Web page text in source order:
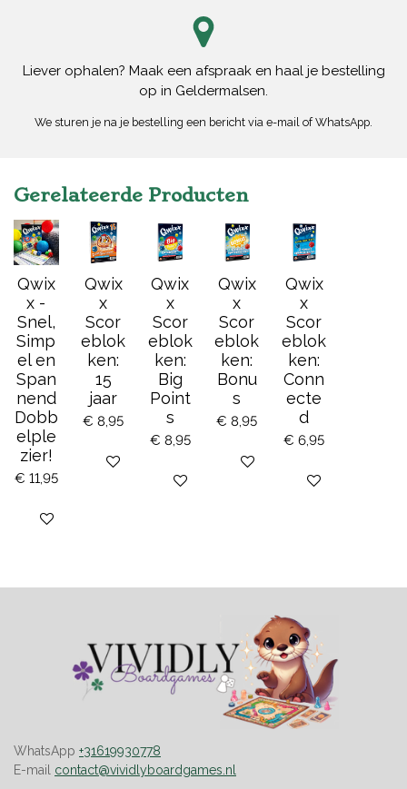
Liever ophalen? Maak een afspraak en haal je bestelling
op in Geldermalsen.
We sturen je na je bestelling een bericht via e-mail of WhatsApp.
Gerelateerde Producten
Qwix
x -
Snel,
Simp
el en
Span
nend
Dobb
elple
zier!
€ 11,95
Bekijk details
Qwix
x
Scor
eblok
ken:
15
jaar
€ 8,95
Bekijk details
Qwix
x
Scor
eblok
ken:
Big
Point
s
€ 8,95
Bekijk details
Qwix
x
Scor
eblok
ken:
Bonu
s
€ 8,95
Bekijk details
Qwix
x
Scor
eblok
ken:
Conn
ecte
d
€ 6,95
Bekijk details
WhatsApp +31619930778
E-mail contact@vividlyboardgames.nl